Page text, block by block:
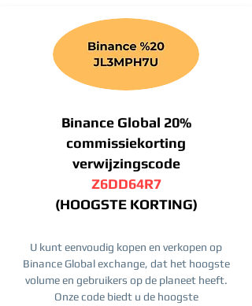
Binance Global 20%
commissiekorting
verwijzingscode
Z6DD64R7
(HOOGSTE KORTING)
U kunt eenvoudig kopen en verkopen op
Binance Global exchange, dat het hoogste
volume en gebruikers op de planeet heeft.
Onze code biedt u de hoogste